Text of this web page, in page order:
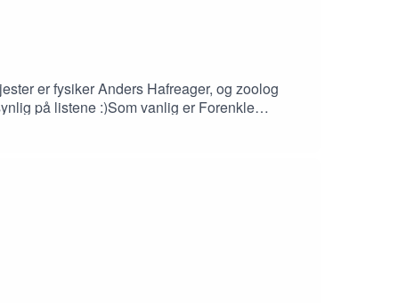
er fysiker Anders Hafreager, og zoolog
på listene :)Som vanlig er Forenkle